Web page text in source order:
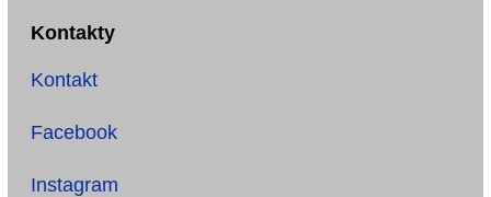
Kontakty
Kontakt
Facebook
Instagram